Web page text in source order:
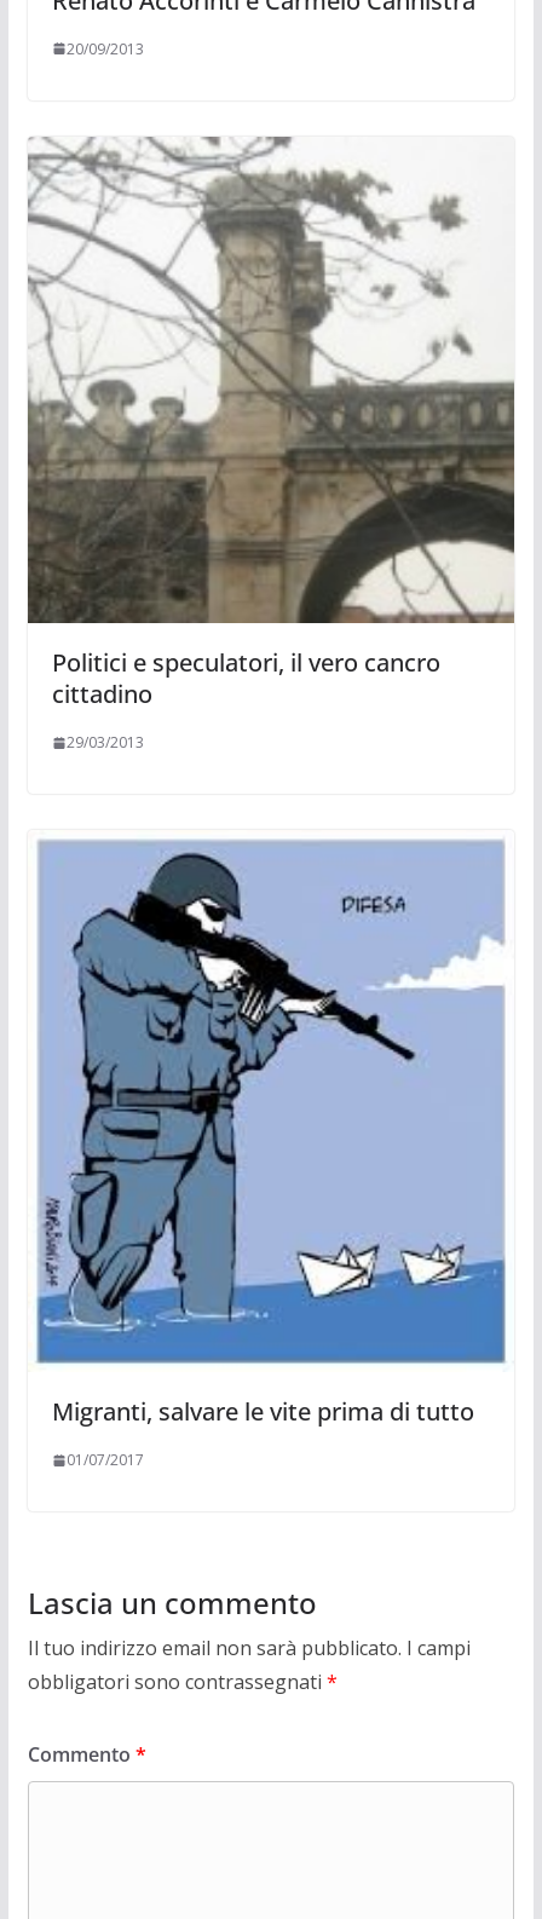
20/09/2013
Politici e speculatori, il vero cancro
cittadino
29/03/2013
Migranti, salvare le vite prima di tutto
01/07/2017
Lascia un commento
Il tuo indirizzo email non sarà pubblicato. I campi
obbligatori sono contrassegnati *
Commento *